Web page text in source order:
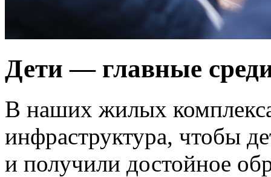
Дети — главные
В наших жилых
инфраструктура, чтобы
и получили достойное